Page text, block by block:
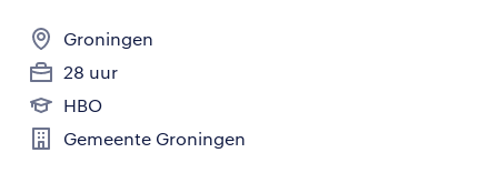
Groningen
28 uur
HBO
Gemeente Groningen